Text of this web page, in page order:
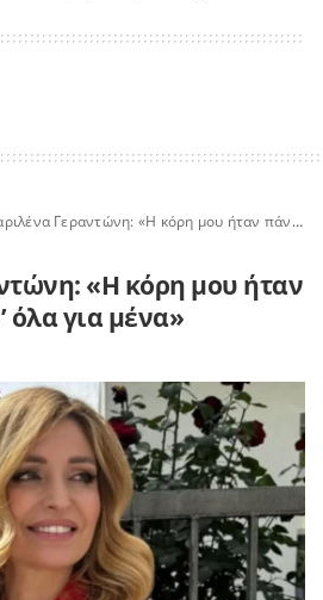
Γεραντώνη: «Η κόρη μου ήταν πάντα πάνω απ’ όλα για μένα»
«Η κόρη μου ήταν
για μένα»